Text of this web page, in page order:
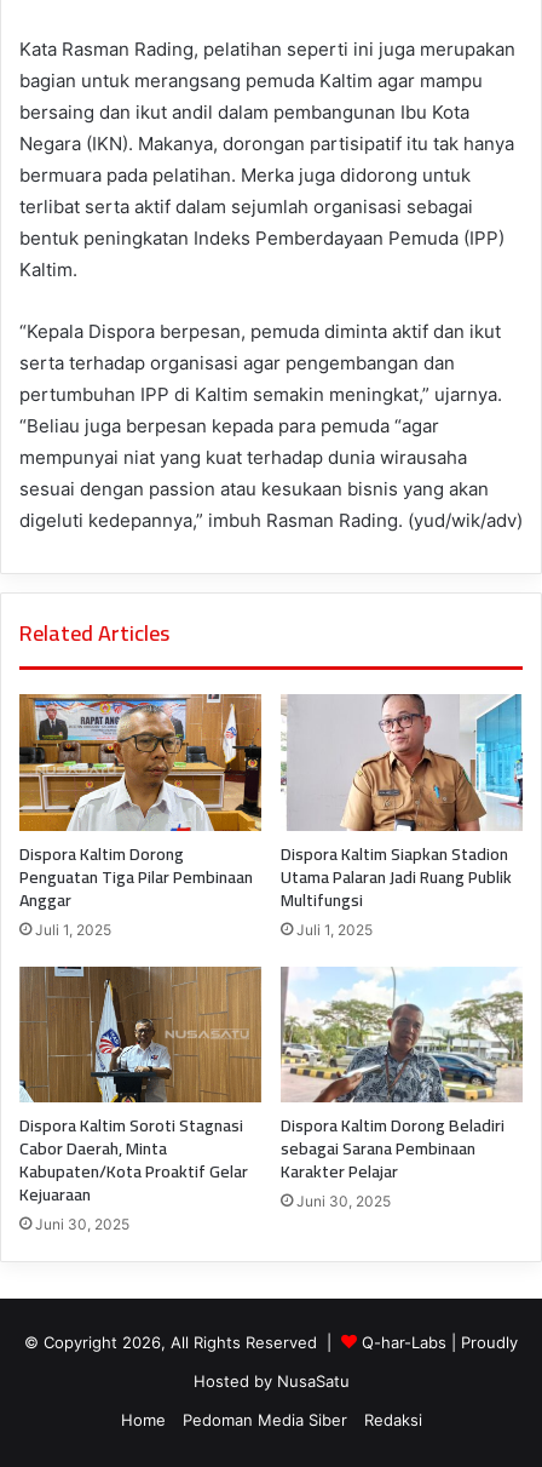
Kata Rasman Rading, pelatihan seperti ini juga merupakan
bagian untuk merangsang pemuda Kaltim agar mampu
bersaing dan ikut andil dalam pembangunan Ibu Kota
Negara (IKN). Makanya, dorongan partisipatif itu tak hanya
bermuara pada pelatihan. Merka juga didorong untuk
terlibat serta aktif dalam sejumlah organisasi sebagai
bentuk peningkatan Indeks Pemberdayaan Pemuda (IPP)
Kaltim.
“Kepala Dispora berpesan, pemuda diminta aktif dan ikut
serta terhadap organisasi agar pengembangan dan
pertumbuhan IPP di Kaltim semakin meningkat,” ujarnya.
“Beliau juga berpesan kepada para pemuda “agar
mempunyai niat yang kuat terhadap dunia wirausaha
sesuai dengan passion atau kesukaan bisnis yang akan
digeluti kedepannya,” imbuh Rasman Rading. (yud/wik/adv)
Related Articles
Dispora Kaltim Dorong
Penguatan Tiga Pilar Pembinaan
Anggar
Juli 1, 2025
Dispora Kaltim Siapkan Stadion
Utama Palaran Jadi Ruang Publik
Multifungsi
Juli 1, 2025
Dispora Kaltim Soroti Stagnasi
Cabor Daerah, Minta
Kabupaten/Kota Proaktif Gelar
Kejuaraan
Juni 30, 2025
Dispora Kaltim Dorong Beladiri
sebagai Sarana Pembinaan
Karakter Pelajar
Juni 30, 2025
© Copyright 2026, All Rights Reserved | Q-har-Labs | Proudly
Hosted by NusaSatu
Home
Pedoman Media Siber Redaksi